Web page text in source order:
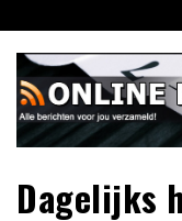
naar
inhoud
Dagelijks